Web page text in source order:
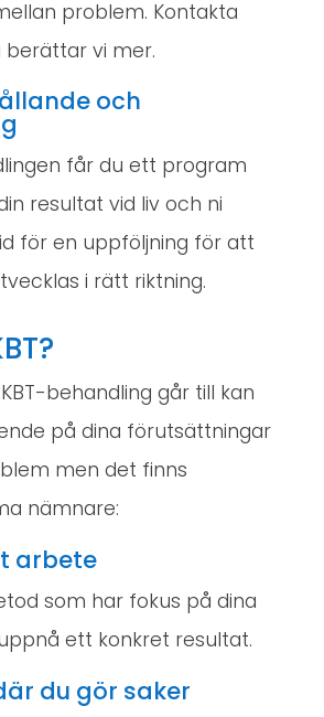
problem. Kontakta
berättar vi mer.
och
får du ett program
resultat vid liv och ni
för en uppföljning för att
i rätt riktning.
behandling går till kan
på dina förutsättningar
men det finns
nämnare:
arbete
som har fokus på dina
ett konkret resultat.
du gör saker